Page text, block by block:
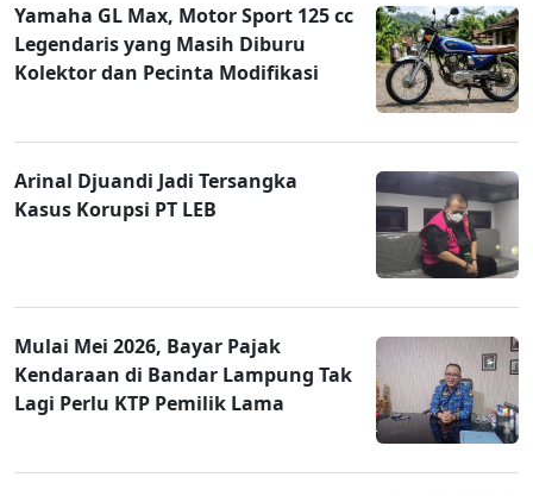
Yamaha GL Max, Motor Sport 125 cc
Legendaris yang Masih Diburu
Kolektor dan Pecinta Modifikasi
Arinal Djuandi Jadi Tersangka
Kasus Korupsi PT LEB
Mulai Mei 2026, Bayar Pajak
Kendaraan di Bandar Lampung Tak
Lagi Perlu KTP Pemilik Lama